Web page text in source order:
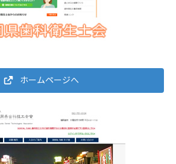
ホームページへ